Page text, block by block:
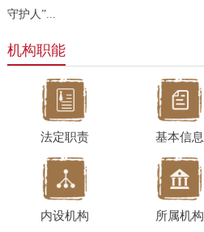
守护人”...
机构职能
法定职责 基本信息
内设机构 所属机构